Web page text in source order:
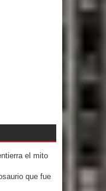
el mito
que fue